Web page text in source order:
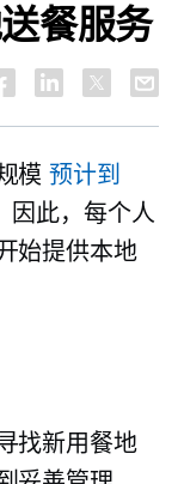
餐服务
模预计到
因此，每个人
始提供本地
找新用餐地